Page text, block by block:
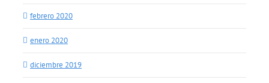
febrero 2020
enero 2020
diciembre 2019